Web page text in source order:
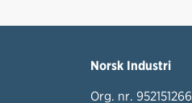
Norsk Industri
Org. nr. 952151266